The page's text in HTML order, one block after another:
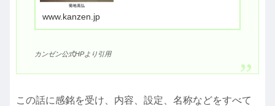
www.kanzen.jp
カンゼン公式HPより引用
この話に感銘を受け、内容、設定、名称などをすべて